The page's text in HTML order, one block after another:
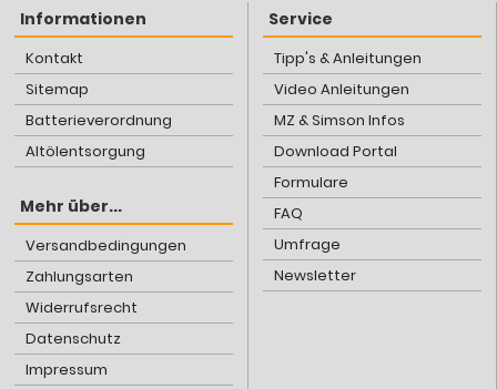
Informationen
Kontakt
Sitemap
Batterieverordnung
Altölentsorgung
Mehr über...
Versandbedingungen
Zahlungsarten
Widerrufsrecht
Datenschutz
Impressum
Service
Tipp's & Anleitungen
Video Anleitungen
MZ & Simson Infos
Download Portal
Formulare
FAQ
Umfrage
Newsletter